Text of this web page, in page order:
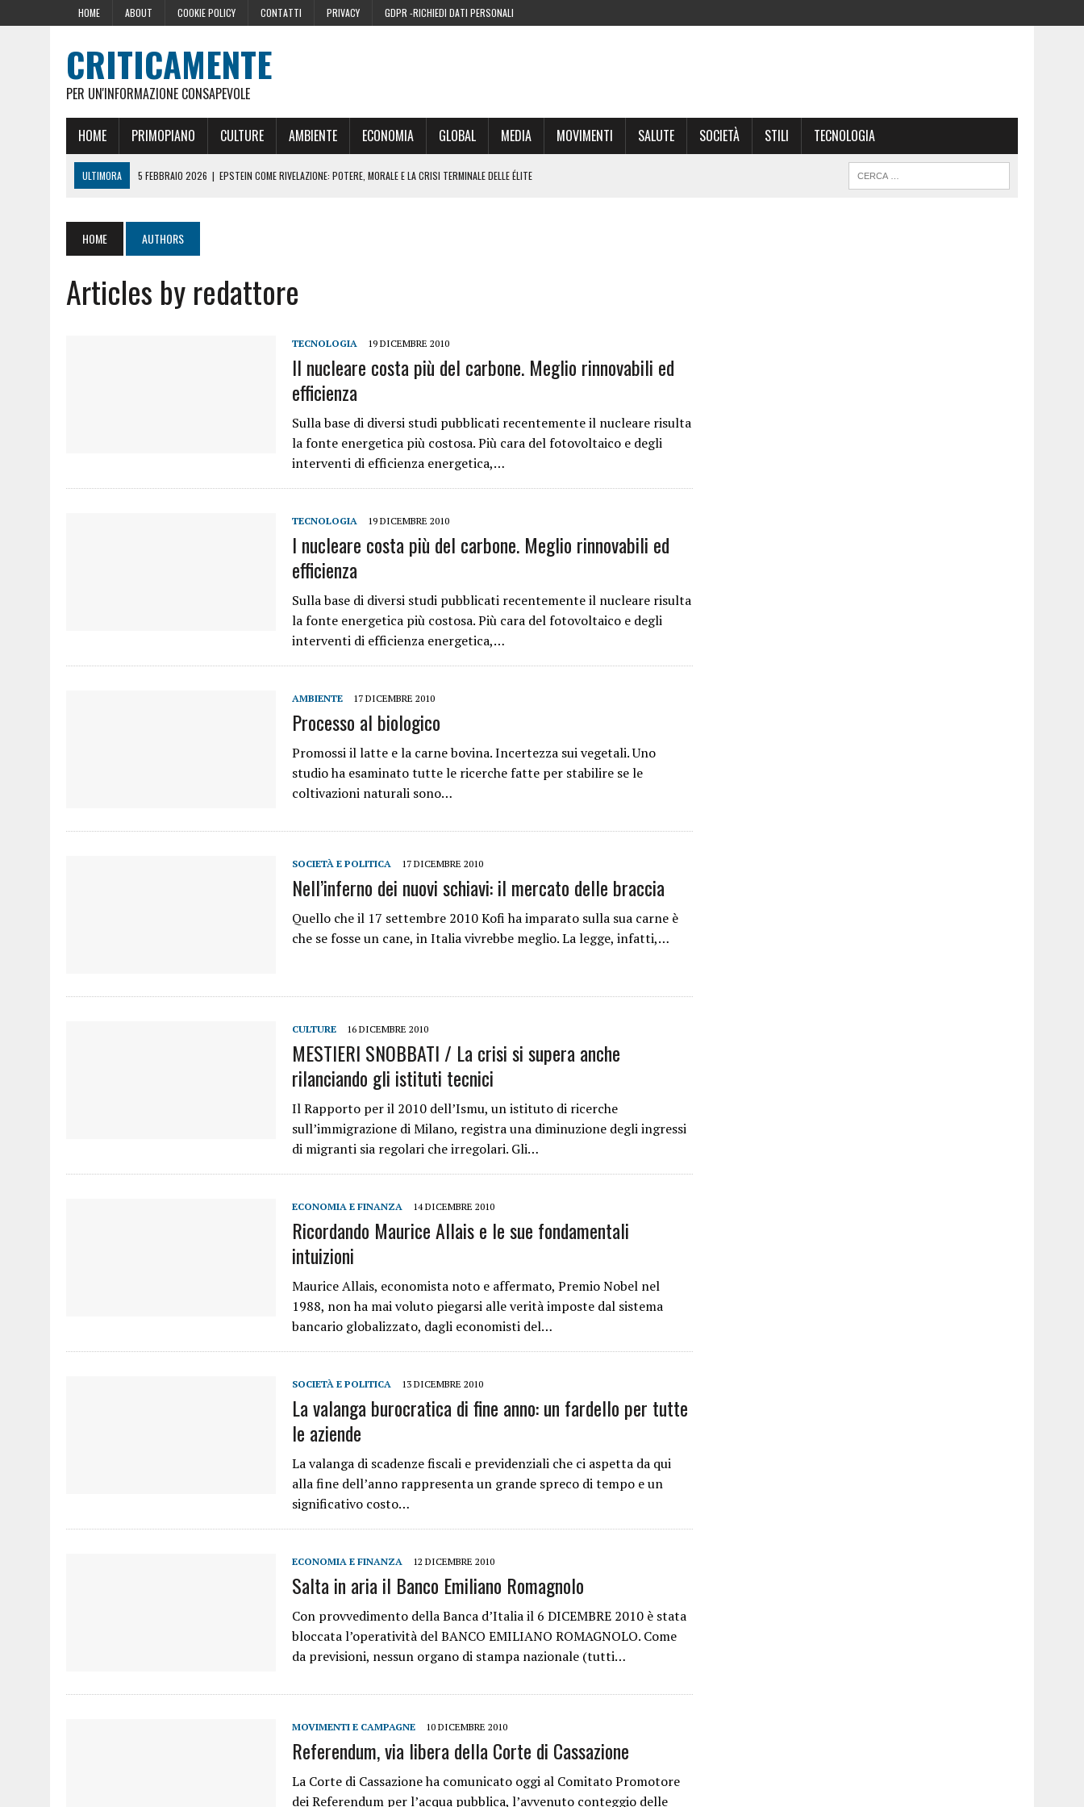
HOME ABOUT COOKIE POLICY CONTATTI PRIVACY GDPR -RICHIEDI DATI PERSONALI
CRITICAMENTE
PER UN'INFORMAZIONE CONSAPEVOLE
HOME PRIMOPIANO CULTURE AMBIENTE ECONOMIA GLOBAL MEDIA MOVIMENTI SALUTE SOCIETÀ STILI TECNOLOGIA
ULTIMORA 5 FEBBRAIO 2026 | EPSTEIN COME RIVELAZIONE: POTERE, MORALE E LA CRISI TERMINALE DELLE ÉLITE
29 AGOSTO 2024 | LE PRESSIONI DELLA CASA BIANCA PER LA CENSURA SUL WEB
22 GIUGNO 2026
SOPRA LE NOSTRE TESTE: PERCHÉ CHIAMARLE “SCIE DI CONDENSA” NEL 2026 È UNA MENZOGNA
HOME AUTHORS
Articles by redattore
TECNOLOGIA 19 DICEMBRE 2010
ll nucleare costa più del carbone. Meglio rinnovabili ed
efficienza
Sulla base di diversi studi pubblicati recentemente il nucleare risulta
la fonte energetica più costosa. Più cara del fotovoltaico e degli
interventi di efficienza energetica,…
TECNOLOGIA 19 DICEMBRE 2010
l nucleare costa più del carbone. Meglio rinnovabili ed
efficienza
Sulla base di diversi studi pubblicati recentemente il nucleare risulta
la fonte energetica più costosa. Più cara del fotovoltaico e degli
interventi di efficienza energetica,…
AMBIENTE 17 DICEMBRE 2010
Processo al biologico
Promossi il latte e la carne bovina. Incertezza sui vegetali. Uno
studio ha esaminato tutte le ricerche fatte per stabilire se le
coltivazioni naturali sono…
SOCIETÀ E POLITICA 17 DICEMBRE 2010
Nell’inferno dei nuovi schiavi: il mercato delle braccia
Quello che il 17 settembre 2010 Kofi ha imparato sulla sua carne è
che se fosse un cane, in Italia vivrebbe meglio. La legge, infatti,…
CULTURE 16 DICEMBRE 2010
MESTIERI SNOBBATI / La crisi si supera anche
rilanciando gli istituti tecnici
Il Rapporto per il 2010 dell’Ismu, un istituto di ricerche
sull’immigrazione di Milano, registra una diminuzione degli ingressi
di migranti sia regolari che irregolari. Gli…
ECONOMIA E FINANZA 14 DICEMBRE 2010
Ricordando Maurice Allais e le sue fondamentali
intuizioni
Maurice Allais, economista noto e affermato, Premio Nobel nel
1988, non ha mai voluto piegarsi alle verità imposte dal sistema
bancario globalizzato, dagli economisti del…
SOCIETÀ E POLITICA 13 DICEMBRE 2010
La valanga burocratica di fine anno: un fardello per tutte
le aziende
La valanga di scadenze fiscali e previdenziali che ci aspetta da qui
alla fine dell’anno rappresenta un grande spreco di tempo e un
significativo costo…
ECONOMIA E FINANZA 12 DICEMBRE 2010
Salta in aria il Banco Emiliano Romagnolo
Con provvedimento della Banca d’Italia il 6 DICEMBRE 2010 è stata
bloccata l’operatività del BANCO EMILIANO ROMAGNOLO. Come
da previsioni, nessun organo di stampa nazionale (tutti…
MOVIMENTI E CAMPAGNE 10 DICEMBRE 2010
Referendum, via libera della Corte di Cassazione
La Corte di Cassazione ha comunicato oggi al Comitato Promotore
dei Referendum per l’acqua pubblica, l’avvenuto conteggio delle